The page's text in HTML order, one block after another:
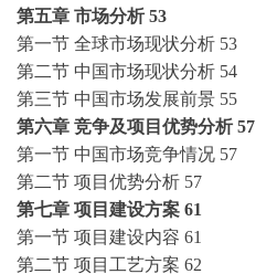
第五章 市场分析 53
第一节 全球市场现状分析 53
第二节 中国市场现状分析 54
第三节 中国市场发展前景 55
第六章 竞争及项目优势分析 57
第一节 中国市场竞争情况 57
第二节 项目优势分析 57
第七章 项目建设方案 61
第一节 项目建设内容 61
第二节 项目工艺方案 62